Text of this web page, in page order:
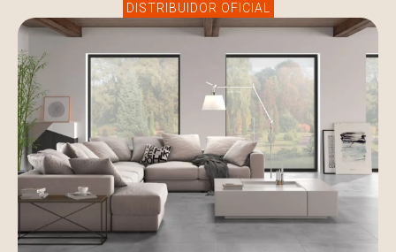
DISTRIBUIDOR OFICIAL